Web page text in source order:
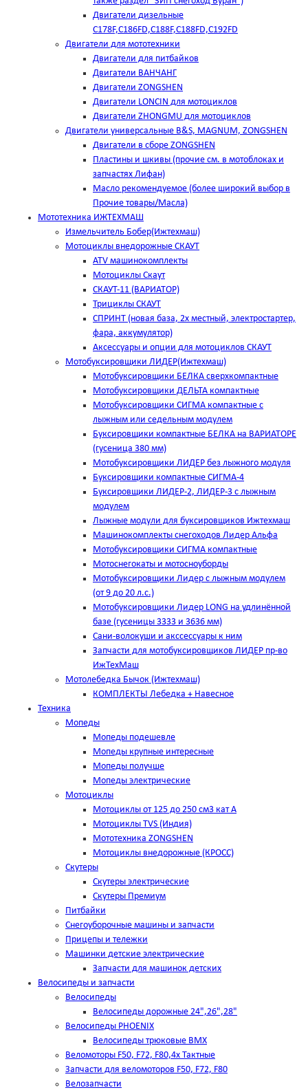
Двигатели дизельные
C178F,С186FD,C188F,C188FD,C192FD
Двигатели для мототехники
Двигатели для питбайков
Двигатели ВАНЧАНГ
Двигатели ZONGSHEN
Двигатели LONCIN для мотоциклов
Двигатели ZHONGMU для мотоциклов
Двигатели универсальные B&S, MAGNUM, ZONGSHEN
Двигатели в сборе ZONGSHEN
Пластины и шкивы (прочие см. в мотоблоках и
запчастях Лифан)
Масло рекомендуемое (более широкий выбор в
Прочие товары/Масла)
Мототехника ИЖТЕХМАШ
Измельчитель Бобер(Ижтехмаш)
Мотоциклы внедорожные СКАУТ
ATV машинокомплекты
Мотоциклы Скаут
СКАУТ-11 (ВАРИАТОР)
Трициклы СКАУТ
СПРИНТ (новая база, 2х местный, электростартер,
фара, аккумулятор)
Аксессуары и опции для мотоциклов СКАУТ
Мотобуксировщики ЛИДЕР(Ижтехмаш)
Мотобуксировщики БЕЛКА сверхкомпактные
Мотобуксировщики ДЕЛЬТА компактные
Мотобуксировщики СИГМА компактные с
лыжным или седельным модулем
Буксировщики компактные БЕЛКА на ВАРИАТОРЕ
(гусеница 380 мм)
Мотобуксировщики ЛИДЕР без лыжного модуля
Буксировщики компактные СИГМА-4
Буксировщики ЛИДЕР-2, ЛИДЕР-3 c лыжным
модулем
Лыжные модули для буксировщиков Ижтехмаш
Машинокомплекты снегоходов Лидер Альфа
Мотобуксировщики СИГМА компактные
Мотоснегокаты и мотосноуборды
Мотобуксировщики Лидер с лыжным модулем
(от 9 до 20 л.с.)
Мотобуксировщики Лидер LONG на удлинённой
базе (гусеницы 3333 и 3636 мм)
Сани-волокуши и акссессуары к ним
Запчасти для мотобуксировщиков ЛИДЕР пр-во
ИжТехМаш
Мотолебедка Бычок (Ижтехмаш)
КОМПЛЕКТЫ Лебедка + Навесное
Техника
Мопеды
Мопеды подешевле
Мопеды крупные интересные
Мопеды получше
Мопеды электрические
Мотоциклы
Мотоциклы от 125 до 250 см3 кат А
Мотоциклы TVS (Индия)
Мототехника ZONGSHEN
Мотоциклы внедорожные (КРОСС)
Скутеры
Скутеры электрические
Скутеры Премиум
Питбайки
Снегоуборочные машины и запчасти
Прицепы и тележки
Машинки детские электрические
Запчасти для машинок детских
Велосипеды и запчасти
Велосипеды
Велосипеды дорожные 24",26",28"
Велосипеды PHOENIX
Велосипеды трюковые BMX
Веломоторы F50, F72, F80,4х Тактные
Запчасти для веломоторов F50, F72, F80
Велозапчасти